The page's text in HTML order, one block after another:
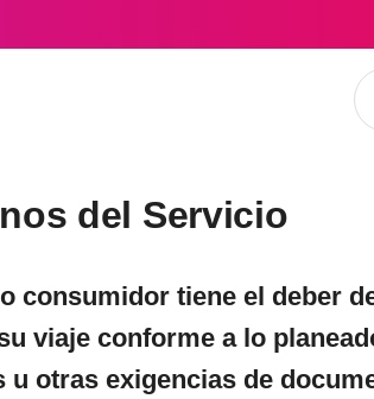
del Servicio
consumidor tiene el deber
viaje conforme a lo
u otras exigencias de